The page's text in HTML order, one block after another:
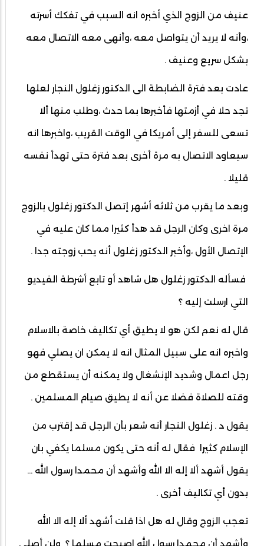
عنيف من الزوج الذي أخبره انه السبب في تفكك أسرته
،وأنه لا يريد أن يتواصل معه ،وأنهى معه الاتصال معه
بشكل سريع وعنيف .
عادت بعد فترة الضابطة الى الدكتور زغلول النجار لعلها
تجد حلا في أزمتها فأخبرها بما حدث ،وطلب منها ألا
تسعى للسفر إلى أمريكا في الوقت القريب ،واخبرها انه
سيعاود الاتصال به مرة أخرى بعد فترة حتى تهدأ نفسه
قليلا .
وبعد ما يقرب من ثلاثه أشهر إتصل الدكتور زغلول بالزوج
مرة اخرى وكان الرجل قد هدأ كثيرا مما كان عليه في
الإتصال الأول ،وأخبر الدكتور زغلول أنه يحب زوجته جدا .
فسأله الدكتور زغلول هل شاهد أو تابع أشرطة الفيديو
التي ارسلت إليه ؟
قال له نعم لكن هو لا يطيق أي تكاليف خاصة بالاسلام
واخبره انه على سبيل المثال انه لا يمكن ان يصلي فهو
رجل اعمال وشديد الإنشغال ولا يمكنه أن يستقطع من
وقته للصلاة فضلا عن أنه لا يطيق صيام المسلمين .
يقول د . زغلول النجار أنه شعر بأن الرجل قد إقترب من
الإسلام كثيرا فقال له أنه حتى يكون مسلما يكفي بان
يقول أشهد ألا إله الا الله وأشهد أن محمدا رسول الله ...
بدون أي تكاليف أخرى .
تعجب الزوج وقال له هل اذا قلت أشهد ألا إله الا الله
وأشهد أن محمدا رسول الله اصبحت مسلما ؟ ولن أصلي